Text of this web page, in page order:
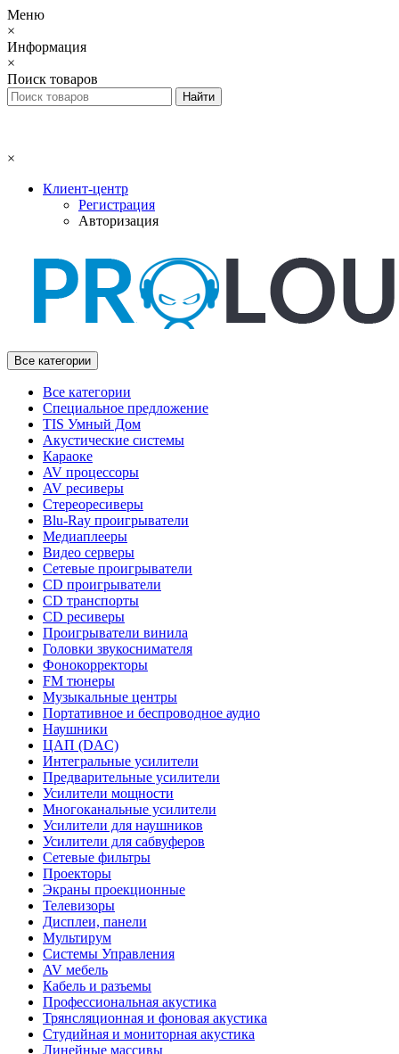
Меню
×
Информация
×
Поиск товаров
×
Клиент-центр
Регистрация
Авторизация
Все категории
Все категории
Специальное предложение
TIS Умный Дом
Акустические системы
Караоке
AV процессоры
AV ресиверы
Стереоресиверы
Blu-Ray проигрыватели
Медиаплееры
Видео серверы
Сетевые проигрыватели
CD проигрыватели
CD транспорты
CD ресиверы
Проигрыватели винила
Головки звукоснимателя
Фонокорректоры
FM тюнеры
Музыкальные центры
Портативное и беспроводное аудио
Наушники
ЦАП (DAC)
Интегральные усилители
Предварительные усилители
Усилители мощности
Многоканальные усилители
Усилители для наушников
Усилители для сабвуферов
Сетевые фильтры
Проекторы
Экраны проекционные
Телевизоры
Дисплеи, панели
Мультирум
Системы Управления
AV мебель
Кабель и разъемы
Профессиональная акустика
Трянсляционная и фоновая акустика
Студийная и мониторная акустика
Линейные массивы